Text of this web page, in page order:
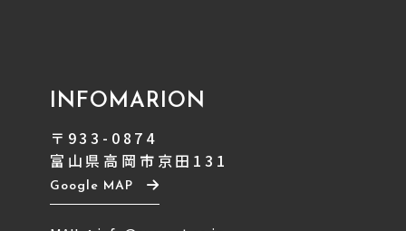
INFOMARION
〒933-0874
富山県高岡市京田131
Google MAP